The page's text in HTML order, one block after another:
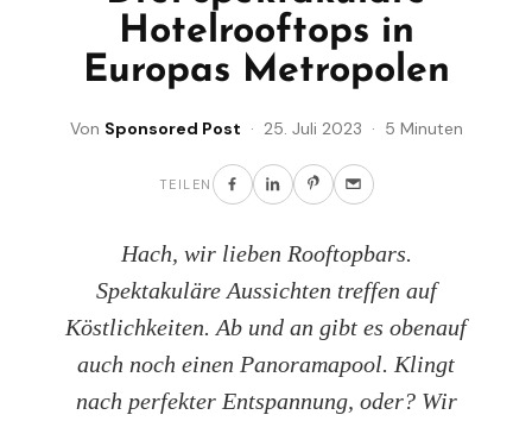
Hotelrooftops in
Europas Metropolen
Von Sponsored Post · 25. Juli 2023 · 5 Minuten
TEILEN
Hach, wir lieben Rooftopbars.
Spektakuläre Aussichten treffen auf
Köstlichkeiten. Ab und an gibt es obenauf
auch noch einen Panoramapool. Klingt
nach perfekter Entspannung, oder? Wir